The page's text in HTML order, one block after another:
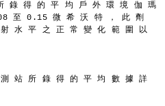
得 的 平 均 戶 外 環 境 伽 瑪
至 0.15 微 希 沃 特 ， 此 劑
水 平 之 正 常 變 化 範 圍 以
站 所 錄 得 的 平 均 數 據 詳